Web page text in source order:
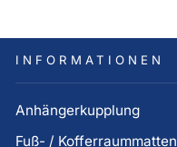
INFORMATIONEN
Anhängerkupplung
Fuß- / Kofferraummatten